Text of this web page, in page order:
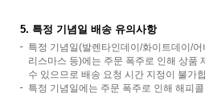
5. 특정 기념일 배송 유의사항
특정 기념일(발렌타인데이/화이트데이/
리스마스 등)에는 주문 폭주로 인해 상품
수 있으므로 배송 요청 시간 지정이 불가
특정 기념일에는 주문 폭주로 인해 해피